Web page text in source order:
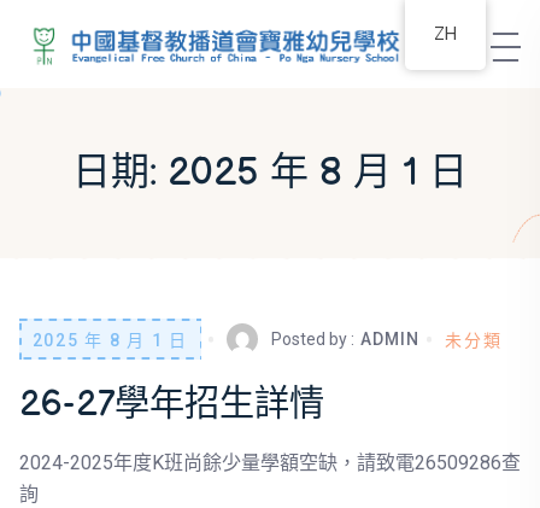
日期: 2025 年 8 月 1 日
2025 年 8 月 1 日 Posted by : ADMIN 未分類
26-27學年招生詳情
2024-2025年度K班尚餘少量學額空缺，請致電26509286查
詢
ZH